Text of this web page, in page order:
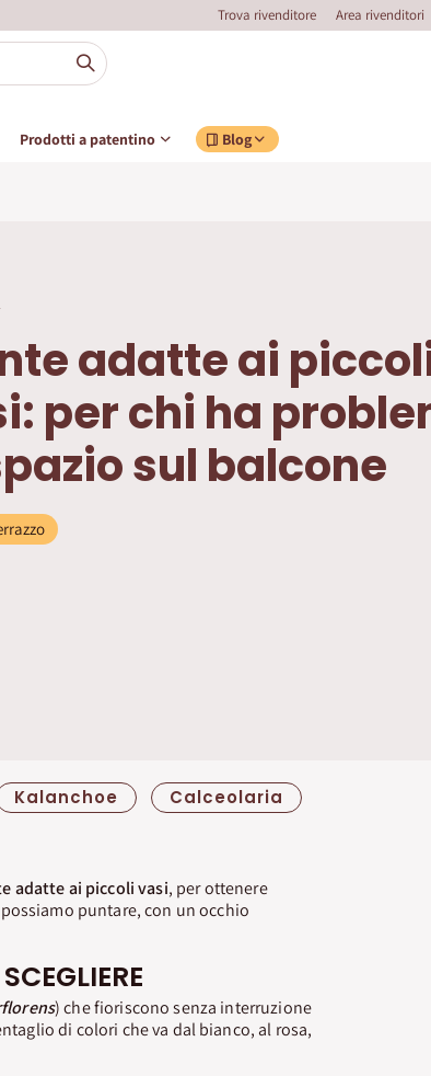
Trova rivenditore Area rivenditori
Prodotti a patentino Blog
adatte ai
per chi ha
sul balcone
Kalanchoe
Calceolaria
adatte ai piccoli vasi, per ottenere
puntare, con un occhio
) che fioriscono senza interruzione
di colori che va dal bianco, al rosa,